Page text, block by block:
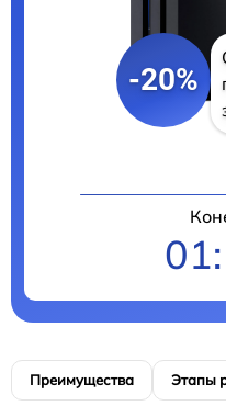
-20%
Преимущества Этапы